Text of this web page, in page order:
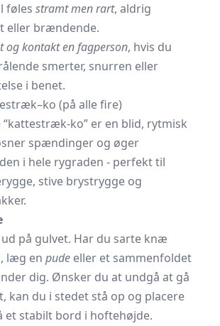
føles stramt men rart, aldrig
eller brændende.
og kontakt en fagperson, hvis du
smerter, snurren eller
i benet.
(på alle fire)
“kattestræk-ko” er en blid, rytmisk
spændinger og øger
i hele rygraden - perfekt til
stive brystrygge og
på gulvet. Har du sarte knæ
læg en pude eller et sammenfoldet
dig. Ønsker du at undgå at gå
kan du i stedet stå op og placere
et stabilt bord i hoftehøjde.